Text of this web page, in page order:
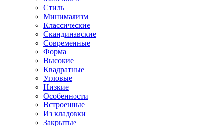
Стиль
Минимализм
Классические
Скандинавские
Современные
Форма
Высокие
Квадратные
Угловые
Низкие
Особенности
Встроенные
Из кладовки
Закрытые